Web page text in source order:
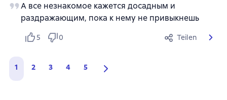
А все незнакомое кажется досадным и
раздражающим, пока к нему не привыкнешь
5 0 Teilen
1 2 3 4 5